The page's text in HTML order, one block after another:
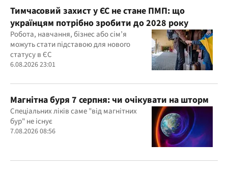
Тимчасовий захист у ЄС не стане ПМП: що
українцям потрібно зробити до 2028 року
Робота, навчання, бізнес або сім’я
можуть стати підставою для нового
статусу в ЄС
6.08.2026 23:01
Магнітна буря 7 серпня: чи очікувати на шторм
Спеціальних ліків саме "від магнітних
бур" не існує
7.08.2026 08:56